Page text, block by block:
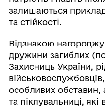
залишаються
та стійкості.
Відзнакою
дружини загиблих
Захисниць України,
особливих обставин,
та піклувальниці,